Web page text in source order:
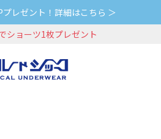
レゼント！詳細はこちら ＞
ショーツ1枚プレゼント